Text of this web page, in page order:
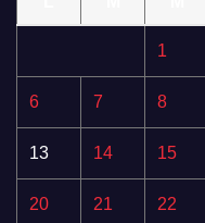
1
6 7 8
13 14 15
20 21 22